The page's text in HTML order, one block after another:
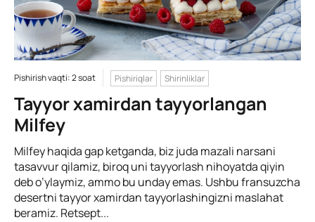
Pishirish vaqti: 2 soat Pishiriqlar Shirinliklar
Tayyor xamirdan tayyorlangan
Milfey
Milfey haqida gap ketganda, biz juda mazali narsani
tasavvur qilamiz, biroq uni tayyorlash nihoyatda qiyin
deb o’ylaymiz, ammo bu unday emas. Ushbu fransuzcha
desertni tayyor xamirdan tayyorlashingizni maslahat
beramiz. Retsept...